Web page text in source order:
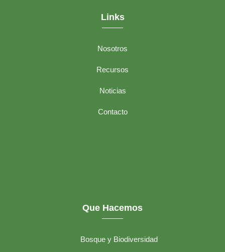
Links
Nosotros
Recursos
Noticias
Contacto
Que Hacemos
Bosque y Biodiversidad